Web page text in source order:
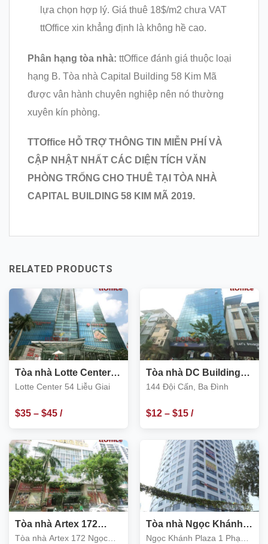
lựa chọn hợp lý. Giá thuê 18$/m2 chưa VAT
ttOffice xin khẳng định là không hề cao.
Phân hạng tòa nhà: ttOffice đánh giá thuộc loại
hạng B. Tòa nhà Capital Building 58 Kim Mã
được vân hành chuyên nghiệp nên nó thường
xuyên kín phòng.
TTOffice HỖ TRỢ THÔNG TIN MIỄN PHÍ VÀ
CẬP NHẬT NHẤT CÁC DIỆN TÍCH VĂN
PHÒNG TRỐNG CHO THUÊ TẠI TÒA NHÀ
CAPITAL BUILDING 58 KIM MÃ 2019.
RELATED PRODUCTS
Tòa nhà Lotte Center
54 Liễu Giai, Ba Đình
Lotte Center 54 Liễu Giai
$35– $45/
m2
Tòa nhà DC Building
144 Đội Cấn, Ba Đình
144 Đội Cấn, Ba Đình
$12– $15/
Tòa nhà Artex 172
Ngọc Khánh, Ba Đình
Tòa nhà Artex 172 Ngọc
Tòa nhà Ngọc Khánh
Plaza số 1 Phạm Huy
Ngọc Khánh Plaza 1 Phạm